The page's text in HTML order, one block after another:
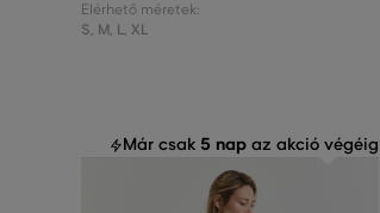
Elérhető méretek:
S, M, L, XL
Már csak 5 nap az akció végéig